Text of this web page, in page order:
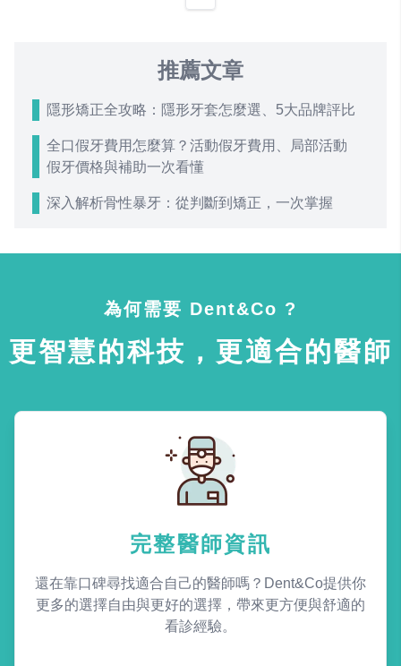
推薦文章
隱形矯正全攻略：隱形牙套怎麼選、5大品牌評比
全口假牙費用怎麼算？活動假牙費用、局部活動
假牙價格與補助一次看懂
深入解析骨性暴牙：從判斷到矯正，一次掌握
為何需要 Dent&Co ?
更智慧的科技，更適合的醫師
完整醫師資訊
還在靠口碑尋找適合自己的醫師嗎？Dent&Co提供你
更多的選擇自由與更好的選擇，帶來更方便與舒適的
看診經驗。